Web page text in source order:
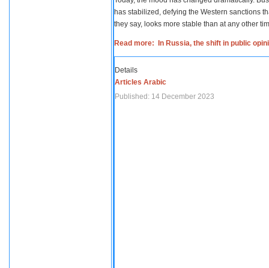
has stabilized, defying the Western sanctions
they say, looks more stable than at any other
Read more: In Russia, the shift in public
Details
Articles Arabic
Published: 14 December 2023